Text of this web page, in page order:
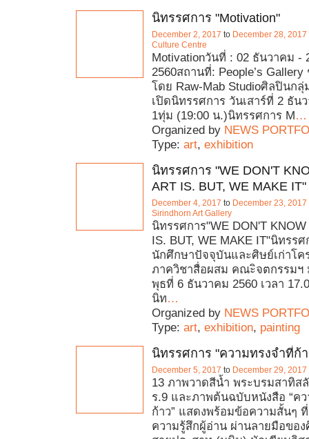
นิทรรศการ "Motivation"
December 2, 2017 to December 28, 2017
Culture Centre
Motivationวันที่ : 02 ธันวาคม -
2560สถานที่: People’s
โดย Raw-Mab Studioศิลปินกลุ่
เปิดนิทรรศการ วันเสาร์ที่ 2 ธัน
1ทุ่ม (19:00 น.)นิทรรศการ M …
Organized by NEWS
Type: art, exhibition
นิทรรศการ "WE DON'T
ART IS. BUT, WE MAKE IT"
December 4, 2017 to December 23, 2017
Sirindhorn Art Gallery
นิทรรศการ"WE DON'T KNOW
IS. BUT, WE MAKE IT"นิทรร
นักศึกษาปัจจุบันและศิษย์เก่าโค
ภาควิชาสื่อผสม คณะิจตกรรมฯ
พุธที่ 6 ธันวาคม 2560 เวลา
นิท…
Organized by NEWS
Type: art, exhibition, painting
นิทรรศการ "ความทรงจำที่ก้
December 5, 2017 to December 29, 2017
13 ภาพวาดสีน้ำ พระบรมสาทิส
ร.9 และภาพต้นฉบับหนังสือ “ค
ก้าว” แสดงพร้อมข้อความสั้นๆ
ความรู้สึกผู้อ่าน ผ่านลายมือขอ